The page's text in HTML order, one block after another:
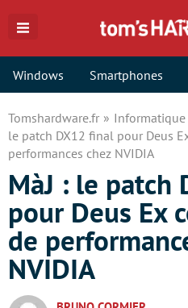
Windows Smartphones
Tomshardware.fr Informatique
le patch DX12 final pour Deus
performances chez NVIDIA
MàJ : le patch
pour Deus Ex
de
NVIDIA